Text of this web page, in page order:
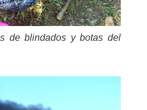
de blindados y botas del